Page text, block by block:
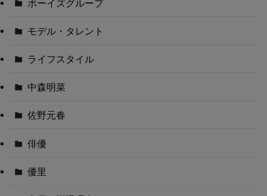
ボーイズグループ
モデル・タレント
ライフスタイル
中森明菜
佐野元春
俳優
優里